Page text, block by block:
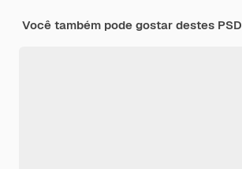
Você também pode gostar destes PSD